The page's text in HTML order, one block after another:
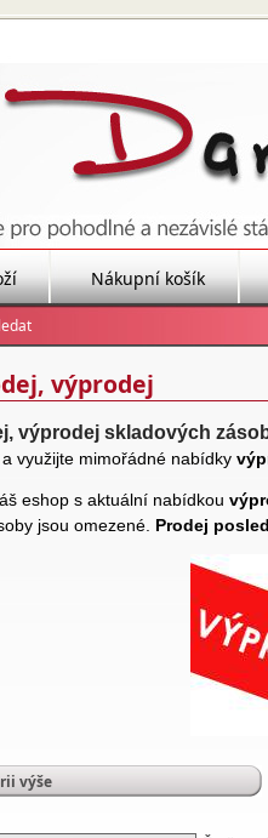
Nákupní košík
výprodej
výprodej skladových
využijte mimořádné nabídky
eshop s aktuální nabídkou
jsou omezené. Prodej
výše